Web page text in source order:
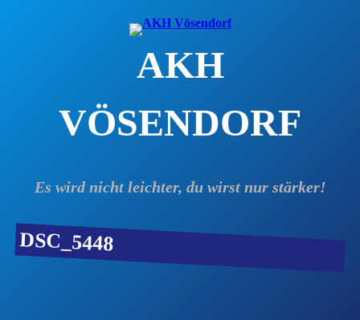
AKH
VÖSENDORF
Es wird nicht leichter, du wirst nur stärker!
DSC_5448